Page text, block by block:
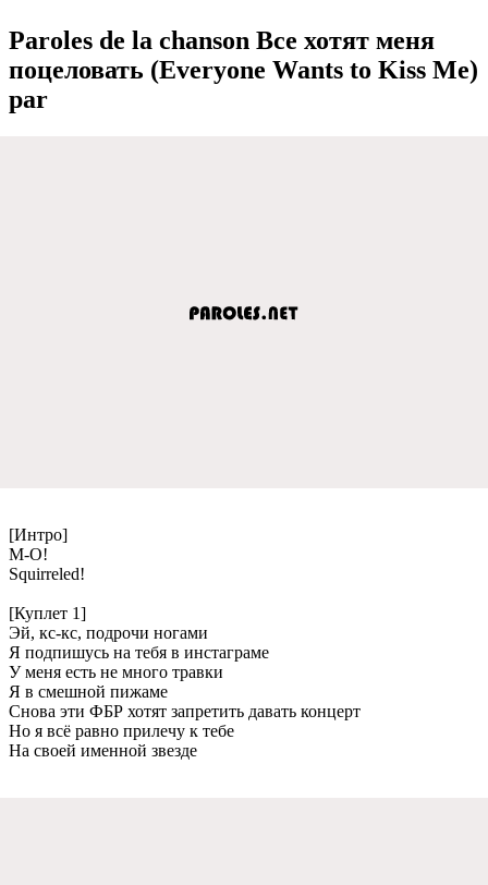
Paroles de la chanson Все хотят меня
поцеловать (Everyone Wants to Kiss Me)
par
[Интро]
М-О!
Squirreled!
[Куплет 1]
Эй, кс-кс, подрочи ногами
Я подпишусь на тебя в инстаграме
У меня есть не много травки
Я в смешной пижаме
Снова эти ФБР хотят запретить давать концерт
Но я всё равно прилечу к тебе
На своей именной звезде